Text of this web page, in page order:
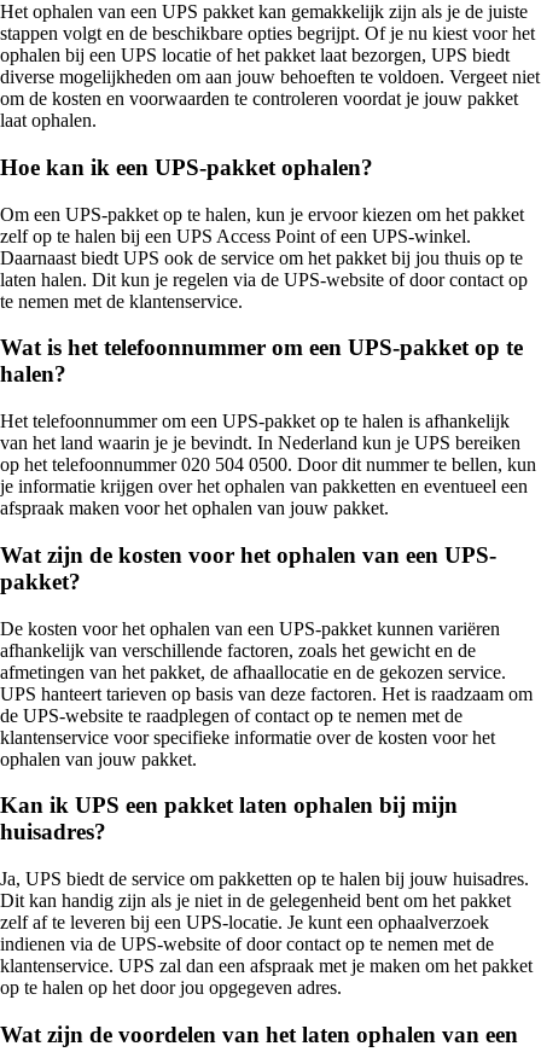
Het ophalen van een UPS pakket kan gemakkelijk zijn als je de juiste
stappen volgt en de beschikbare opties begrijpt. Of je nu kiest voor het
ophalen bij een UPS locatie of het pakket laat bezorgen, UPS biedt
diverse mogelijkheden om aan jouw behoeften te voldoen. Vergeet niet
om de kosten en voorwaarden te controleren voordat je jouw pakket
laat ophalen.
Hoe kan ik een UPS-pakket ophalen?
Om een UPS-pakket op te halen, kun je ervoor kiezen om het pakket
zelf op te halen bij een UPS Access Point of een UPS-winkel.
Daarnaast biedt UPS ook de service om het pakket bij jou thuis op te
laten halen. Dit kun je regelen via de UPS-website of door contact op
te nemen met de klantenservice.
Wat is het telefoonnummer om een UPS-pakket op te
halen?
Het telefoonnummer om een UPS-pakket op te halen is afhankelijk
van het land waarin je je bevindt. In Nederland kun je UPS bereiken
op het telefoonnummer 020 504 0500. Door dit nummer te bellen, kun
je informatie krijgen over het ophalen van pakketten en eventueel een
afspraak maken voor het ophalen van jouw pakket.
Wat zijn de kosten voor het ophalen van een UPS-
pakket?
De kosten voor het ophalen van een UPS-pakket kunnen variëren
afhankelijk van verschillende factoren, zoals het gewicht en de
afmetingen van het pakket, de afhaallocatie en de gekozen service.
UPS hanteert tarieven op basis van deze factoren. Het is raadzaam om
de UPS-website te raadplegen of contact op te nemen met de
klantenservice voor specifieke informatie over de kosten voor het
ophalen van jouw pakket.
Kan ik UPS een pakket laten ophalen bij mijn
huisadres?
Ja, UPS biedt de service om pakketten op te halen bij jouw huisadres.
Dit kan handig zijn als je niet in de gelegenheid bent om het pakket
zelf af te leveren bij een UPS-locatie. Je kunt een ophaalverzoek
indienen via de UPS-website of door contact op te nemen met de
klantenservice. UPS zal dan een afspraak met je maken om het pakket
op te halen op het door jou opgegeven adres.
Wat zijn de voordelen van het laten ophalen van een